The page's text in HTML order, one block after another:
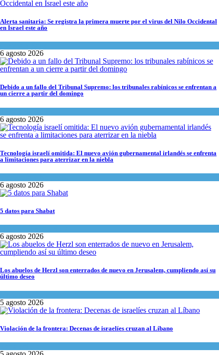
Alerta sanitaria: Se registra la primera muerte por el virus del Nilo Occidental
en Israel este año
6 agosto 2026
Debido a un fallo del Tribunal Supremo: los tribunales rabínicos se enfrentan a
un cierre a partir del domingo
6 agosto 2026
Tecnología israelí omitida: El nuevo avión gubernamental irlandés se enfrenta
a limitaciones para aterrizar en la niebla
6 agosto 2026
5 datos para Shabat
6 agosto 2026
Los abuelos de Herzl son enterrados de nuevo en Jerusalem, cumpliendo así su
último deseo
5 agosto 2026
Violación de la frontera: Decenas de israelíes cruzan al Líbano